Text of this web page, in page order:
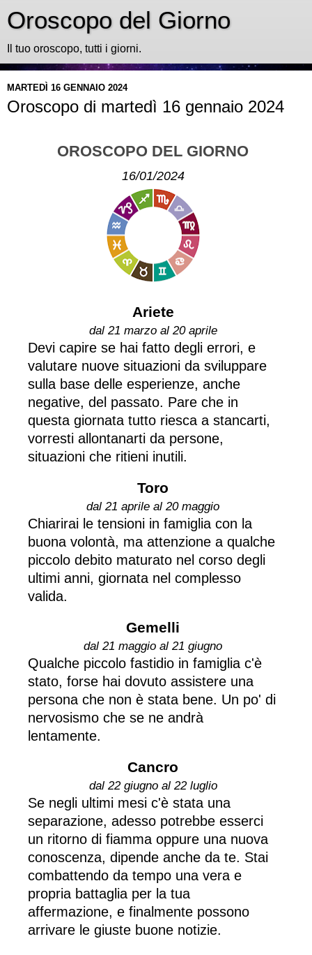
Oroscopo del Giorno
Il tuo oroscopo, tutti i giorni.
MARTEDÌ 16 GENNAIO 2024
Oroscopo di martedì 16 gennaio 2024
OROSCOPO DEL GIORNO
16/01/2024
Ariete
dal 21 marzo al 20 aprile
Devi capire se hai fatto degli errori, e
valutare nuove situazioni da sviluppare
sulla base delle esperienze, anche
negative, del passato. Pare che in
questa giornata tutto riesca a stancarti,
vorresti allontanarti da persone,
situazioni che ritieni inutili.
Toro
dal 21 aprile al 20 maggio
Chiarirai le tensioni in famiglia con la
buona volontà, ma attenzione a qualche
piccolo debito maturato nel corso degli
ultimi anni, giornata nel complesso
valida.
Gemelli
dal 21 maggio al 21 giugno
Qualche piccolo fastidio in famiglia c'è
stato, forse hai dovuto assistere una
persona che non è stata bene. Un po' di
nervosismo che se ne andrà
lentamente.
Cancro
dal 22 giugno al 22 luglio
Se negli ultimi mesi c'è stata una
separazione, adesso potrebbe esserci
un ritorno di fiamma oppure una nuova
conoscenza, dipende anche da te. Stai
combattendo da tempo una vera e
propria battaglia per la tua
affermazione, e finalmente possono
arrivare le giuste buone notizie.